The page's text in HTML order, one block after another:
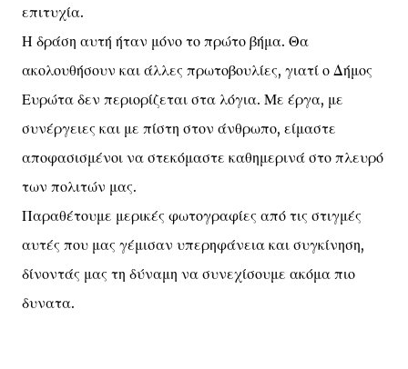
επιτυχία.
Η δράση αυτή ήταν μόνο το πρώτο βήμα. Θα
ακολουθήσουν και άλλες πρωτοβουλίες, γιατί ο Δήμος
Ευρώτα δεν περιορίζεται στα λόγια. Με έργα, με
συνέργειες και με πίστη στον άνθρωπο, είμαστε
αποφασισμένοι να στεκόμαστε καθημερινά στο πλευρό
των πολιτών μας.
Παραθέτουμε μερικές φωτογραφίες από τις στιγμές
αυτές που μας γέμισαν υπερηφάνεια και συγκίνηση,
δίνοντάς μας τη δύναμη να συνεχίσουμε ακόμα πιο
δυνατα.